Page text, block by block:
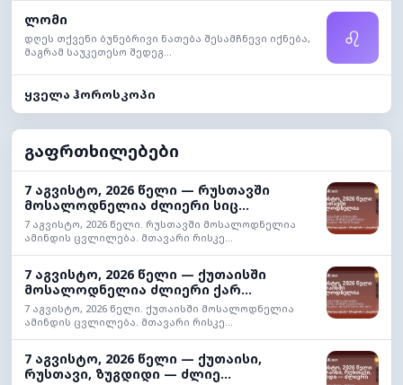
ლომი
დღეს თქვენი ბუნებრივი ნათება შესამჩნევი იქნება,
მაგრამ საუკეთესო შედეგ...
♌
ყველა ჰოროსკოპი
გაფრთხილებები
7 აგვისტო, 2026 წელი — რუსთავში
მოსალოდნელია ძლიერი სიც...
7 აგვისტო, 2026 წელი. რუსთავში მოსალოდნელია
ამინდის ცვლილება. მთავარი რისკე...
7 აგვისტო, 2026 წელი — ქუთაისში
მოსალოდნელია ძლიერი ქარ...
7 აგვისტო, 2026 წელი. ქუთაისში მოსალოდნელია
ამინდის ცვლილება. მთავარი რისკე...
7 აგვისტო, 2026 წელი — ქუთაისი,
რუსთავი, ზუგდიდი — ძლიე...